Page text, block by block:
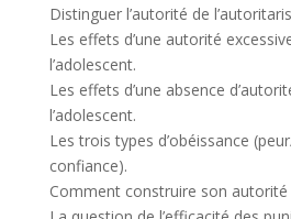
Distinguer l’autorité de
Les effets d’une autorité
l’adolescent.
Les effets d’une absence
l’adolescent.
Les trois types d’obéissance
confiance).
Comment construire son autorité